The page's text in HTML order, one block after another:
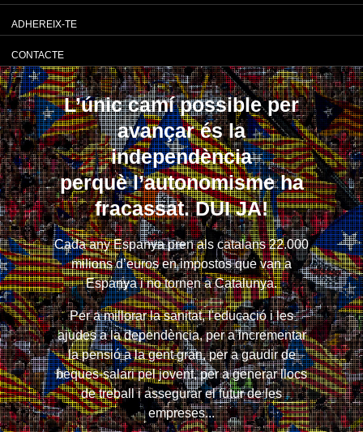
ADHEREIX-TE
CONTACTE
L’únic camí possible per
avançar és la
independència
perquè l’autonomisme ha
fracassat. DUI JA!
Cada any Espanya pren als catalans 22.000
milions d’euros en impostos que van a
Espanya i no tornen a Catalunya.
Per a millorar la sanitat, l'educació i les
ajudes a la dependència, per a incrementar
la pensió a la gent gran, per a gaudir de
beques-salari pel jovent, per a generar llocs
de treball i assegurar el futur de les
empreses...